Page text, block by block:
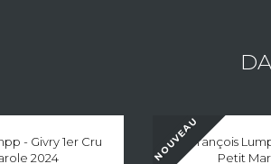
NOUVEAU